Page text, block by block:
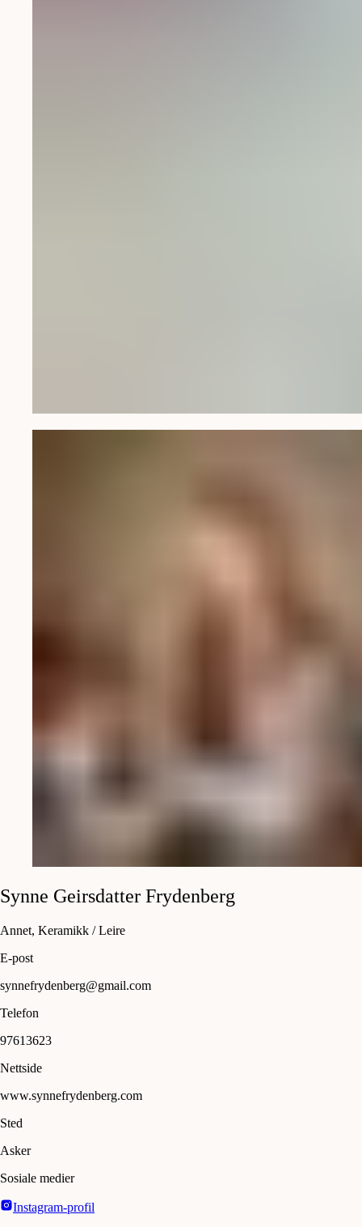
Synne Geirsdatter Frydenberg
Annet, Keramikk / Leire
E-post
synnefrydenberg@gmail.com
Telefon
97613623
Nettside
www.synnefrydenberg.com
Sted
Asker
Sosiale medier
Instagram-profil